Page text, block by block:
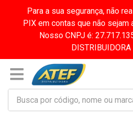
Para a sua segurança, não
PIX em contas que não sejam
Nosso CNPJ é:
DISTRIBUIDORA